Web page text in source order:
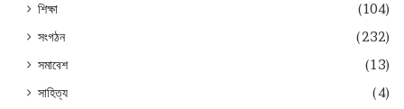
শিক্ষা
(104)
সংগঠন
(232)
সমাবেশ
(13)
সাহিত্য
(4)